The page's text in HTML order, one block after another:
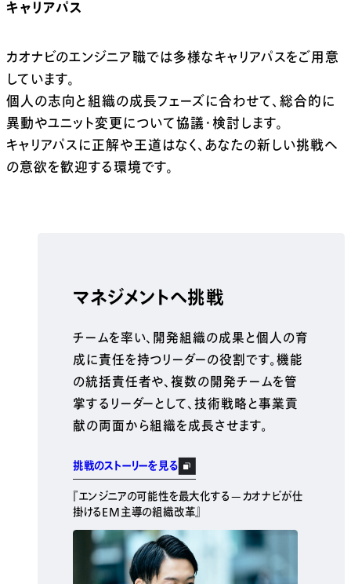
キャリアパス
カオナビのエンジニア職では多様なキャリアパスをご用意
しています。
個人の志向と組織の成長フェーズに合わせて、総合的に
異動やユニット変更について協議・検討します。
キャリアパスに正解や王道はなく、あなたの新しい挑戦へ
の意欲を歓迎する環境です。
マネジメントへ挑戦
チームを率い、開発組織の成果と個人の育
成に責任を持つリーダーの役割です。機能
の統括責任者や、複数の開発チームを管
掌するリーダーとして、技術戦略と事業貢
献の両面から組織を成長させます。
挑戦のストーリーを見る
『エンジニアの可能性を最大化する—カオナビが仕
掛けるEM主導の組織改革』